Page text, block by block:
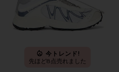
今トレンド!
先ほど8点売れました